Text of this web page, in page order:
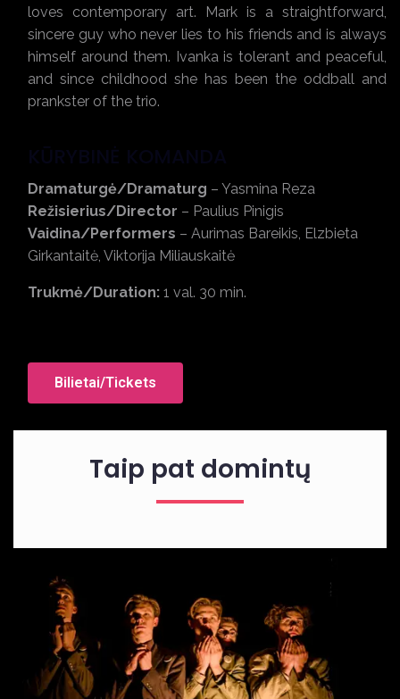
loves contemporary art. Mark is a straightforward,
sincere guy who never lies to his friends and is always
himself around them. Ivanka is tolerant and peaceful,
and since childhood she has been the oddball and
prankster of the trio.
Dramaturgė/Dramaturg – Yasmina Reza
Režisierius/Director – Paulius Pinigis
Vaidina/Performers – Aurimas Bareikis, Elzbieta
Girkantaitė, Viktorija Miliauskaitė
Trukmė/Duration: 1 val. 30 min.
Bilietai/Tickets
Taip pat domintų